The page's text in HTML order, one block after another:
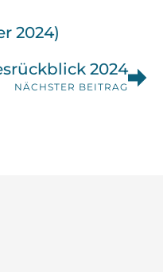
2024)
2024
NÄCHSTER BEITRAG